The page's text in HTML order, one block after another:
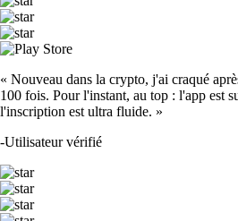
« Nouveau dans la crypto, j'ai craqué
100 fois. Pour l'instant, au top : l'app est
l'inscription est ultra fluide. »
-Utilisateur vérifié